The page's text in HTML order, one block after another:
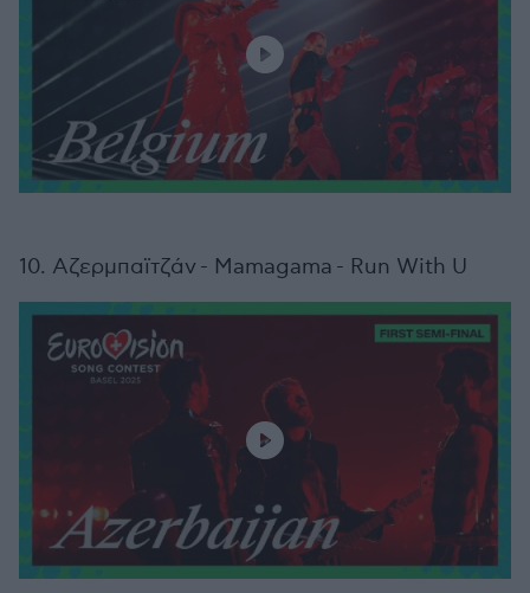
10. Αζερμπαϊτζάν - Mamagama - Run With U